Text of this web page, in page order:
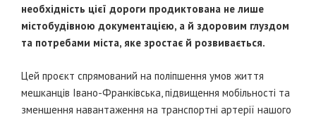
необхідність цієї дороги продиктована не лише
містобудівною документацією, а й здоровим глуздом
та потребами міста, яке зростає й розвивається.
Цей проєкт спрямований на поліпшення умов життя
мешканців Івано-Франківська, підвищення мобільності та
зменшення навантаження на транспортні артерії нашого